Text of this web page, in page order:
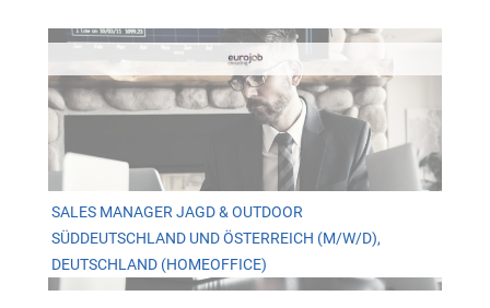
SALES MANAGER JAGD & OUTDOOR
SÜDDEUTSCHLAND UND ÖSTERREICH (M/W/D),
DEUTSCHLAND (HOMEOFFICE)